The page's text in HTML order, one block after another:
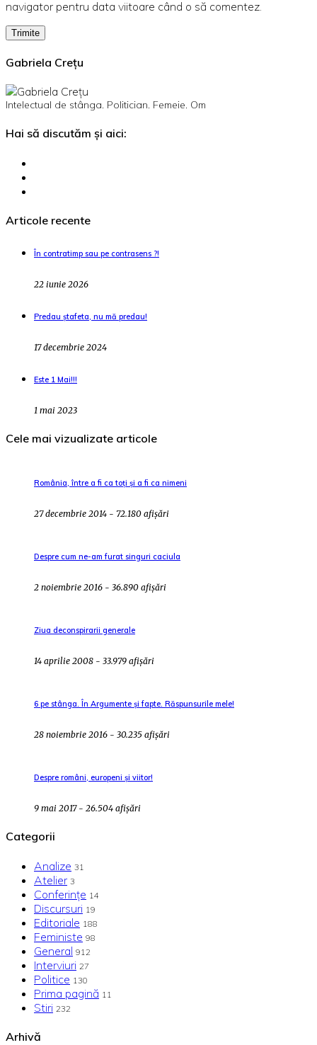
navigator pentru data viitoare când o să comentez.
Gabriela Crețu
Intelectual de stânga. Politician. Femeie. Om
Hai să discutăm și aici:
Articole recente
În contratimp sau pe contrasens ?!
22 iunie 2026
Predau ștafeta, nu mă predau!
17 decembrie 2024
Este 1 Mai!!!
1 mai 2023
Cele mai vizualizate articole
România, între a fi ca toți și a fi ca nimeni
27 decembrie 2014 - 72.180 afișări
Despre cum ne-am furat singuri caciula
2 noiembrie 2016 - 36.890 afișări
Ziua deconspirarii generale
14 aprilie 2008 - 33.979 afișări
6 pe stânga. În Argumente și fapte. Răspunsurile mele!
28 noiembrie 2016 - 30.235 afișări
Despre români, europeni și viitor!
9 mai 2017 - 26.504 afișări
Categorii
Analize 31
Atelier 3
Conferințe 14
Discursuri 19
Editoriale 188
Feministe 98
General 912
Interviuri 27
Politice 130
Prima pagină 11
Stiri 232
Arhivă